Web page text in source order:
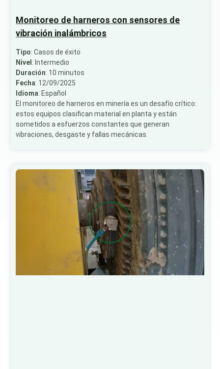
Monitoreo de harneros con sensores de
vibración inalámbricos
Tipo: Casos de éxito
Nivel : Intermedio
Duración: 10 minutos
Fecha: 12/09/2025
Idioma: Español
El monitoreo de harneros en minería es un desafío crítico:
estos equipos clasifican material en planta y están
sometidos a esfuerzos constantes que generan
vibraciones, desgaste y fallas mecánicas.